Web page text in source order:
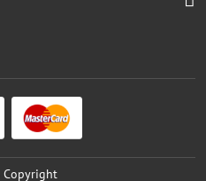
Copyright